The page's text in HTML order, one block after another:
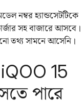
নম্বর হ্যান্ডসেটটিকে
সহ বাজারে আসবে।
তথ্য সামনে আসেনি।
15
পারে